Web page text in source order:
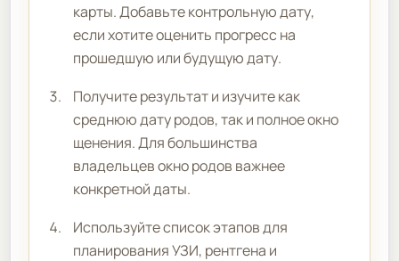
карты. Добавьте контрольную дату,
если хотите оценить прогресс на
прошедшую или будущую дату.
Получите результат и изучите как
среднюю дату родов, так и полное окно
щенения. Для большинства
владельцев окно родов важнее
конкретной даты.
Используйте список этапов для
планирования УЗИ, рентгена и